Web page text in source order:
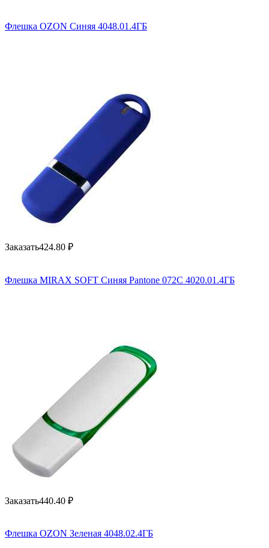
Флешка OZON Синяя 4048.01.4ГБ
Заказать424.80 ₽
Флешка MIRAX SOFT Синяя Pantone 072C 4020.01.4ГБ
Заказать440.40 ₽
Флешка OZON Зеленая 4048.02.4ГБ